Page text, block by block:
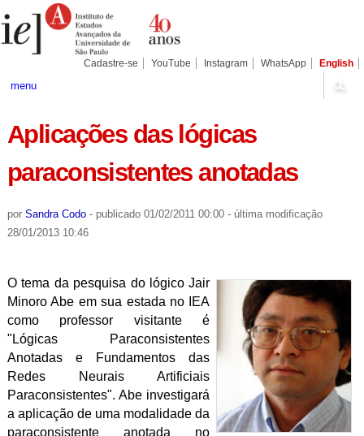
para
conteúdo.
Pessoais
Cadastre-se YouTube Instagram WhatsApp English
menu
Aplicações das lógicas
paraconsistentes anotadas
por Sandra Codo - publicado01/02/2011 00:00 - última modificação
28/01/2013 10:46
O tema da pesquisa do lógico Jair
Minoro Abe em sua estada no IEA
como professor visitante é
"Lógicas Paraconsistentes
Anotadas e Fundamentos das
Redes Neurais Artificiais
Paraconsistentes". Abe investigará
a aplicação de uma modalidade da
paraconsistente anotada no